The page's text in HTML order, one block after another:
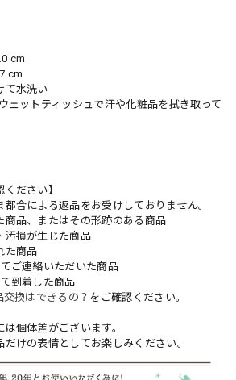
cm
cm
て水洗い
ェットティッシュで汗や化粧品を拭き取って
ください】
合による返品をお受けしておりません。
商品、またはその形跡のある商品
汚損が生じた商品
た商品
ご連絡いただいた商品
到着した商品
交換はできるの？ をご確認ください。
個体差がございます。
けの表情としてお楽しみください。